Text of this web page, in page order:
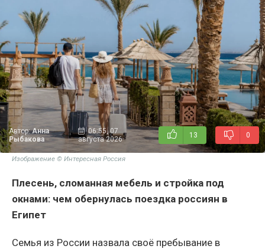
Автор:Анна
Рыбакова
06:55, 07
августа 2026
13 0
Изображение © Интересная Россия
Плесень, сломанная мебель и стройка под
окнами: чем обернулась поездка россиян в
Египет
Семья из России назвала своё пребывание в